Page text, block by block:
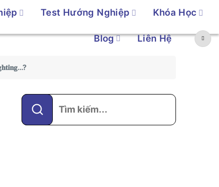
Test Hướng Nghiệp Khóa Học
Blog Liên Hệ